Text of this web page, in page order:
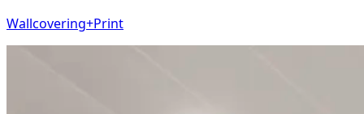
Wallcovering+Print